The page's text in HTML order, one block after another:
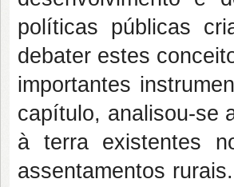
políticas públicas
debater estes
importantes
capítulo, analisou-se
à terra existentes
assentamentos